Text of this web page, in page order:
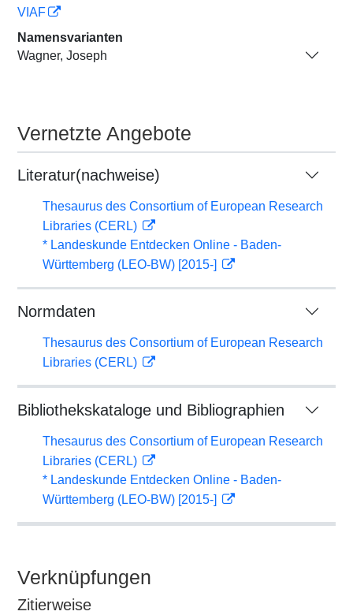
VIAF
Namensvarianten
Wagner, Joseph
Vernetzte Angebote
Literatur(nachweise)
Thesaurus des Consortium of European Research
Libraries (CERL)
* Landeskunde Entdecken Online - Baden-
Württemberg (LEO-BW) [2015-]
Normdaten
Thesaurus des Consortium of European Research
Libraries (CERL)
Bibliothekskataloge und Bibliographien
Thesaurus des Consortium of European Research
Libraries (CERL)
* Landeskunde Entdecken Online - Baden-
Württemberg (LEO-BW) [2015-]
Verknüpfungen
Zitierweise